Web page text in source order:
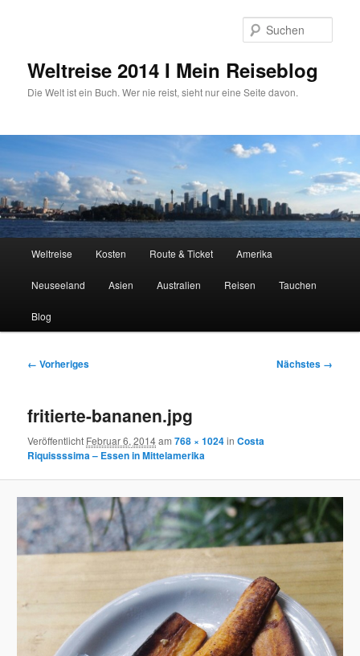
Weltreise 2014 I Mein Reiseblog
Die Welt ist ein Buch. Wer nie reist, sieht nur eine Seite davon.
Weltreise Kosten Route & Ticket Amerika
Neuseeland Asien Australien Reisen Tauchen
Blog
Bilder-
← Vorheriges Nächstes →
fritierte-bananen.jpg
Veröffentlicht Februar 6, 2014am768 × 1024inCosta
Riquissssima – Essen in Mittelamerika